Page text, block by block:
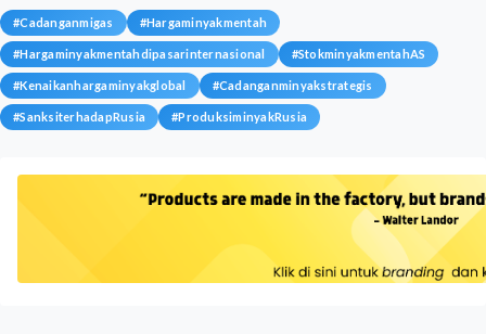
#Cadanganmigas #Hargaminyakmentah
#Hargaminyakmentahdipasarinternasional #StokminyakmentahAS
#Kenaikanhargaminyakglobal #Cadanganminyakstrategis
#SanksiterhadapRusia #ProduksiminyakRusia